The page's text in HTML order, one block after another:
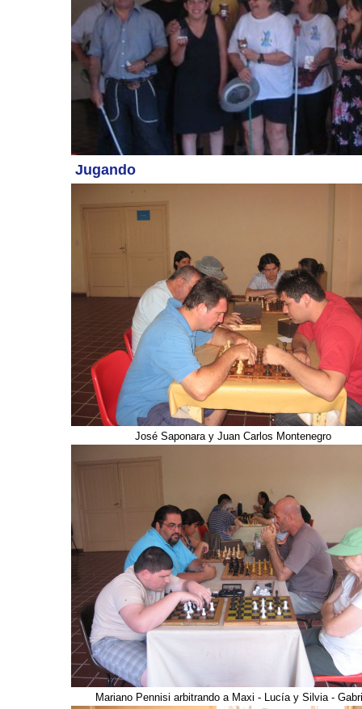
Jugando
José Saponara y Juan Carlos Montenegro
Mariano Pennisi arbitrando a Maxi - Lucía y Silvia -